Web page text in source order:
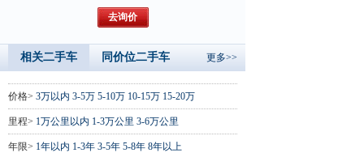
相关二手车 同价位二手车 更多>>
价格> 3万以内 3-5万 5-10万 10-15万 15-20万
里程> 1万公里以内 1-3万公里 3-6万公里
年限> 1年以内 1-3年 3-5年 5-8年 8年以上